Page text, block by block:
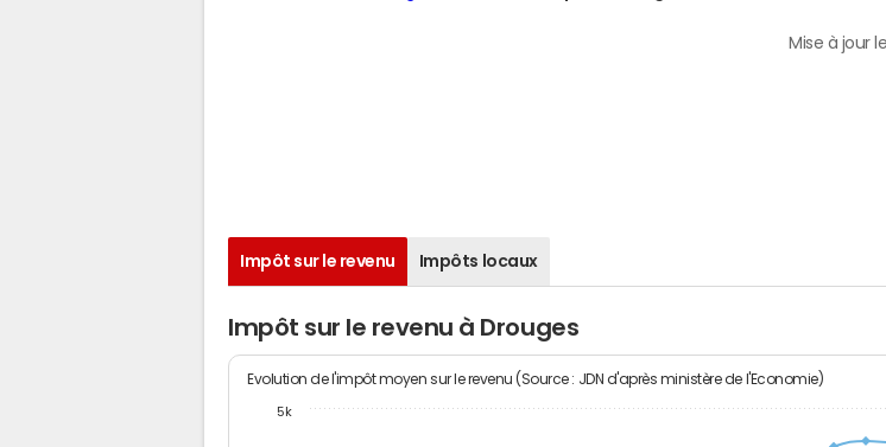
Mise à jour
Impôt sur le revenu Impôts locaux
Impôt sur le revenu à Drouges
Evolution de l'impôt moyen sur le revenu (Source : JDN d'après ministère de l'Economie)
5k